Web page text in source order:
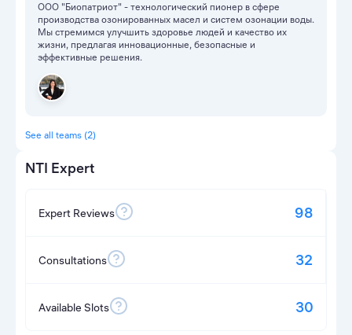
ООО "Биопатриот" - технологический пионер в сфере
производства озонированных масел и систем озонации воды.
Мы стремимся улучшить здоровье людей и качество их
жизни, предлагая инновационные, безопасные и
эффективные решения.
See all teams (2)
NTI Expert
Expert Reviews 98
Consultations 32
Available Slots 30